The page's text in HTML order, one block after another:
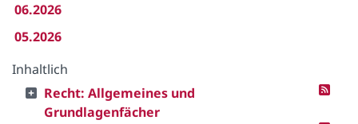
06.2026
05.2026
Inhaltlich
Recht: Allgemeines und
Grundlagenfächer